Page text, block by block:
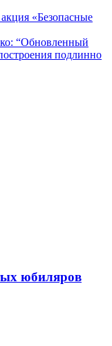
«Безопасные
“Обновленный
подлинно
юбиляров